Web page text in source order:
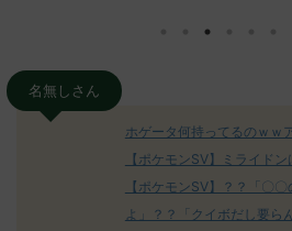
リージョ
ただダグト
れたウミト
ッグヘルムかっこいいか
決めた！ (ﾜｯﾁｮｲW
2023/06/28(水 ...
名無しさん
ホゲータ何持ってるのｗｗ
【ポケモンSV】ミライド
【ポケモンSV】？？「〇
よ」？？「クイボだし要ら